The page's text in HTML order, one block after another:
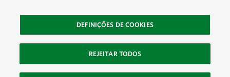
DEFINIÇÕES DE COOKIES
REJEITAR TODOS